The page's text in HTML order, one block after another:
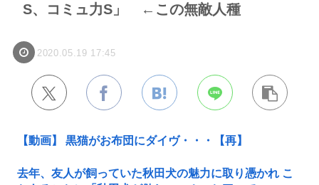
S、コミュ力S」 ←この無敵人種
2020.05.19 17:45
【動画】 黒猫がお布団にダイヴ・・・【再】
去年、友人が飼っていた秋田犬の魅力に取り憑かれ こ